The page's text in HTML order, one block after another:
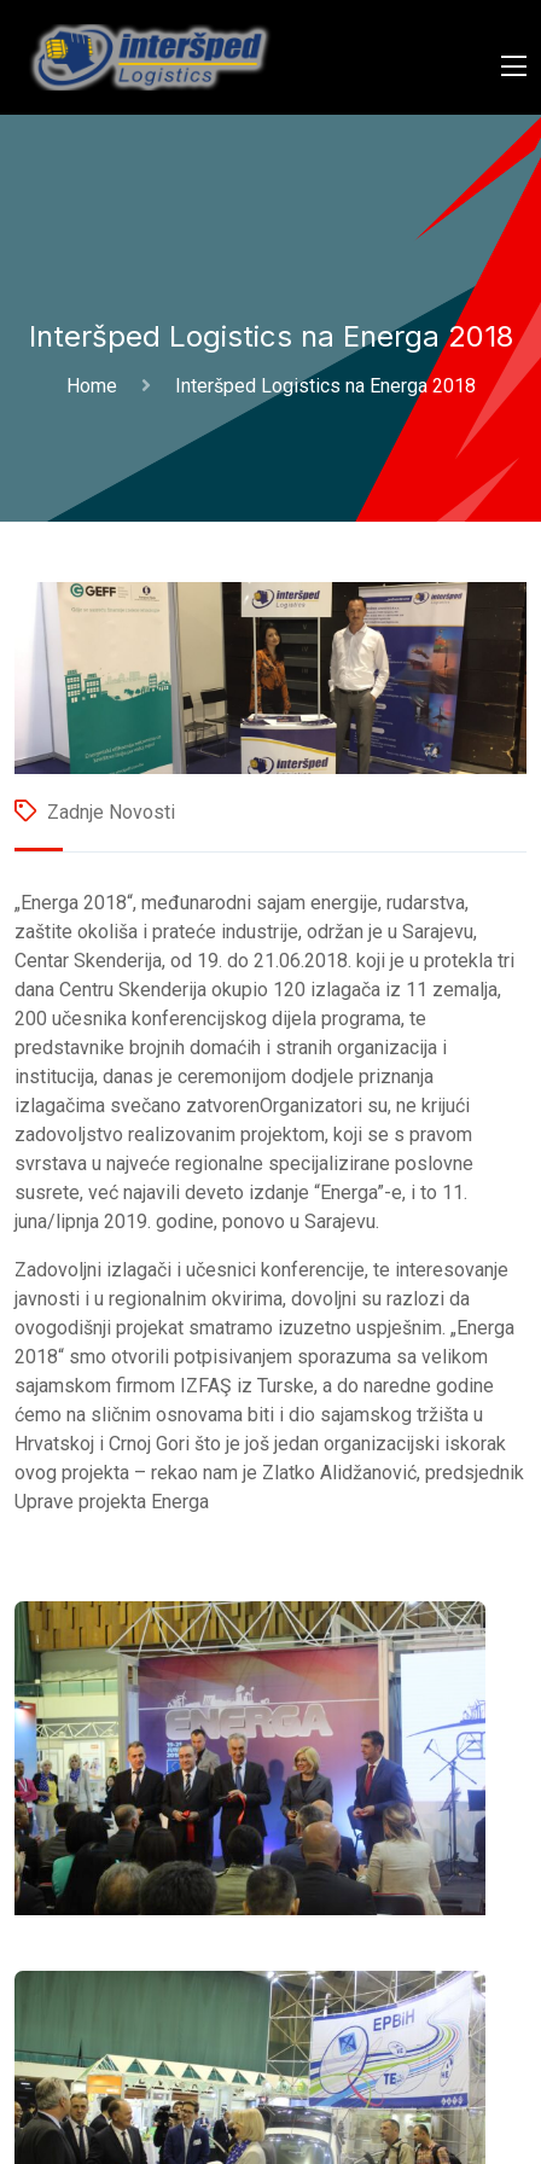
Interšped Logistics na Energa 2018
Home Interšped Logistics na Energa 2018
Zadnje Novosti
„Energa 2018“, međunarodni sajam energije, rudarstva,
zaštite okoliša i prateće industrije, održan je u Sarajevu,
Centar Skenderija, od 19. do 21.06.2018. koji je u protekla tri
dana Centru Skenderija okupio 120 izlagača iz 11 zemalja,
200 učesnika konferencijskog dijela programa, te
predstavnike brojnih domaćih i stranih organizacija i
institucija, danas je ceremonijom dodjele priznanja
izlagačima svečano zatvorenOrganizatori su, ne krijući
zadovoljstvo realizovanim projektom, koji se s pravom
svrstava u najveće regionalne specijalizirane poslovne
susrete, već najavili deveto izdanje “Energa”-e, i to 11.
juna/lipnja 2019. godine, ponovo u Sarajevu.
Zadovoljni izlagači i učesnici konferencije, te interesovanje
javnosti i u regionalnim okvirima, dovoljni su razlozi da
ovogodišnji projekat smatramo izuzetno uspješnim. „Energa
2018“ smo otvorili potpisivanjem sporazuma sa velikom
sajamskom firmom IZFAŞ iz Turske, a do naredne godine
ćemo na sličnim osnovama biti i dio sajamskog tržišta u
Hrvatskoj i Crnoj Gori što je još jedan organizacijski iskorak
ovog projekta – rekao nam je Zlatko Alidžanović, predsjednik
Uprave projekta Energa